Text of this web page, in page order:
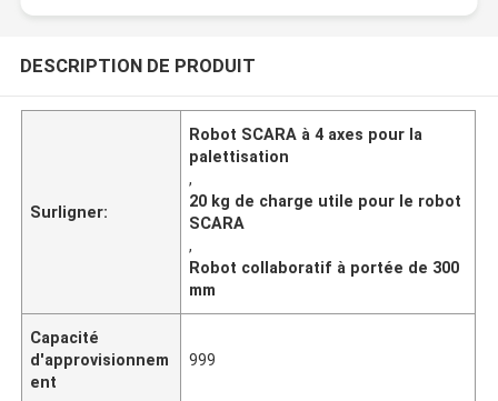
DESCRIPTION DE PRODUIT
Surligner:
Robot SCARA à 4 axes pour la
palettisation
,
20 kg de charge utile pour le robot
SCARA
,
Robot collaboratif à portée de 300
mm
Capacité
d'approvisionnem
ent
999